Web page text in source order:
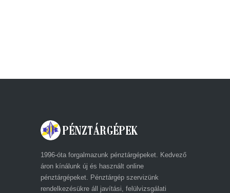
1996-óta forgalmazunk pénztárgépeket. Kedvező
áron kínálunk új és használt online
pénztárgépeket. Pénztárgép szervizünk
rendelkezésükre áll javítási, felülvizsgálati